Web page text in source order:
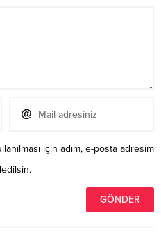
için adım, e-posta adresim